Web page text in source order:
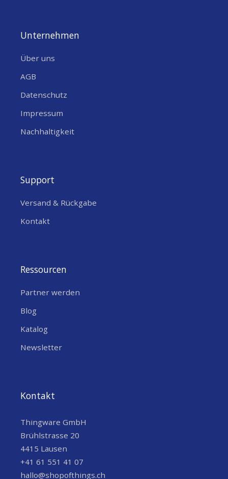
Unternehmen
Über uns
AGB
Datenschutz
Impressum
Nachhaltigkeit
Support
Versand & Rückgabe
Kontakt
Ressourcen
Partner werden
Blog
Katalog
Newsletter
Kontakt
Thingware GmbH
Brühlstrasse 20
4415 Lausen
+41 61 551 41 07
hallo@shopofthings.ch